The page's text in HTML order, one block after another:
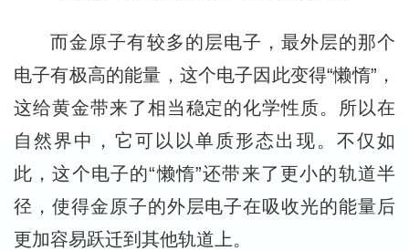
而金原子有较多的层电子，最外层的那个
电子有极高的能量，这个电子因此变得“懒惰”，
这给黄金带来了相当稳定的化学性质。所以在
自然界中，它可以以单质形态出现。不仅如
此，这个电子的“懒惰”还带来了更小的轨道半
径，使得金原子的外层电子在吸收光的能量后
更加容易跃迁到其他轨道上。